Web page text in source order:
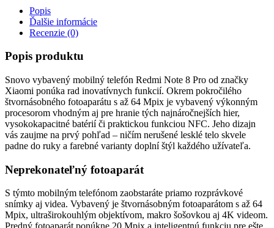
Popis
Ďalšie informácie
Recenzie (0)
Popis produktu
Snovo vybavený mobilný telefón Redmi Note 8 Pro od značky
Xiaomi ponúka rad inovatívnych funkcií. Okrem pokročilého
štvornásobného fotoaparátu s až 64 Mpix je vybavený výkonným
procesorom vhodným aj pre hranie tých najnáročnejších hier,
vysokokapacitné batérií či praktickou funkciou NFC. Jeho dizajn
vás zaujme na prvý pohľad – ničím nerušené lesklé telo skvele
padne do ruky a farebné varianty doplní štýl každého užívateľa.
Neprekonateľný fotoaparát
S týmto mobilným telefónom zaobstaráte priamo rozprávkové
snímky aj videa. Vybavený je štvornásobným fotoaparátom s až 64
Mpix, ultraširokouhlým objektívom, makro šošovkou aj 4K videom.